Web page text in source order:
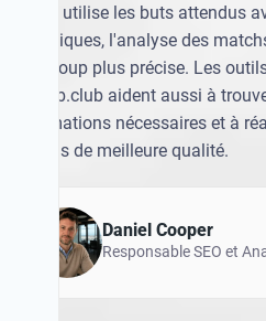
Si l'on utilise les buts attendus
statistiques, l'analyse des
beaucoup plus précise. Les
BetLab.club aident aussi à
informations nécessaires et à
matchs de meilleure qualité.
Daniel Cooper
Responsable SEO et